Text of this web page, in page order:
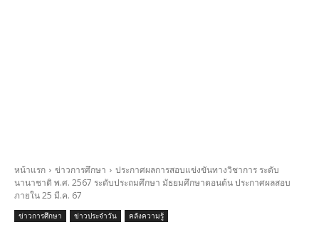
หน้าแรก ข่าวการศึกษา
ประกาศผลการสอบแข่งขันทางวิชาการ ระดับ
นานาชาติ พ.ศ. 2567 ระดับประถมศึกษา มัธยมศึกษาตอนต้น ประกาศผลสอบ
ภายใน 25 มี.ค. 67
ข่าวการศึกษา ข่าวประจำวัน คลังความรู้